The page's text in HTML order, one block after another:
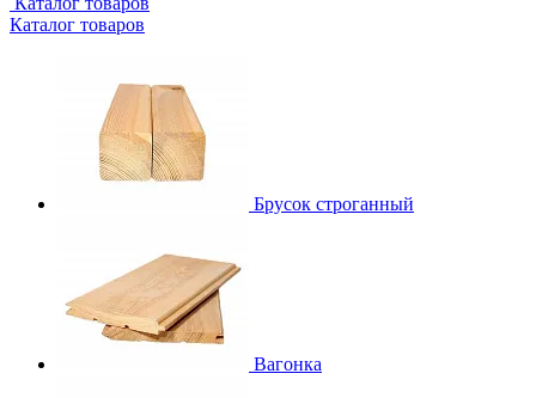
Каталог товаров
Брусок строганный
Вагонка